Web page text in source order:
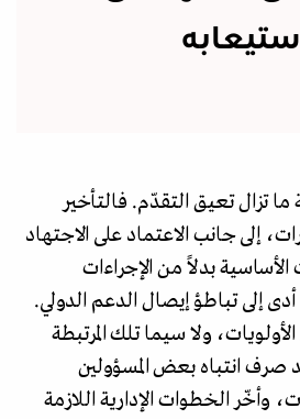
ما تزال تعيق التقدّم. فالتأخير
إلى جانب الاعتماد على الاجتهاد
الأساسية بدلاً من الإجراءات
إلى تباطؤ إيصال الدعم الدولي.
ولا سيما تلك المرتبطة
صرف انتباه بعض المسؤولين
وأخّر الخطوات الإدارية اللازمة